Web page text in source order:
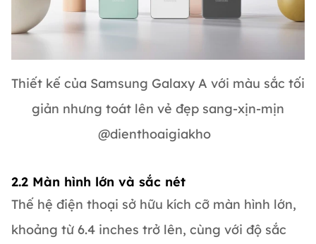
Thiết kế của Samsung Galaxy A với màu sắc tối
giản nhưng toát lên vẻ đẹp sang-xịn-mịn
@dienthoaigiakho
2.2 Màn hình lớn và sắc nét
Thế hệ điện thoại sở hữu kích cỡ màn hình lớn,
khoảng từ 6.4 inches trở lên, cùng với độ sắc